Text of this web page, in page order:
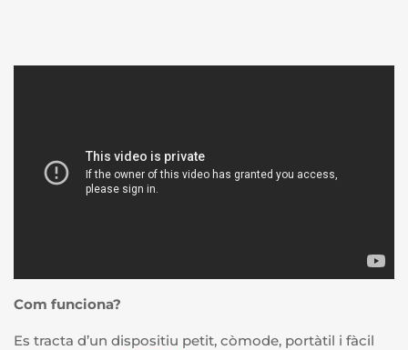
Com funciona?
Es tracta d’un dispositiu petit, còmode, portàtil i fàcil